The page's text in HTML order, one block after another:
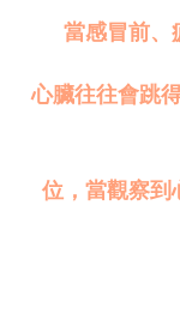
當感冒前、
心臟往往會跳
位，當觀察到